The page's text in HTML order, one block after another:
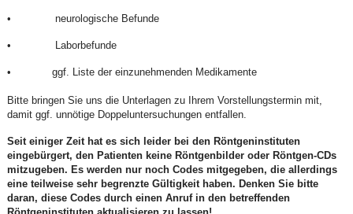
• neurologische Befunde
• Laborbefunde
• ggf. Liste der einzunehmenden Medikamente
Bitte bringen Sie uns die Unterlagen zu Ihrem Vorstellungstermin mit,
damit ggf. unnötige Doppeluntersuchungen entfallen.
Seit einiger Zeit hat es sich leider bei den Röntgeninstituten
eingebürgert, den Patienten keine Röntgenbilder oder Röntgen-CDs
mitzugeben. Es werden nur noch Codes mitgegeben, die allerdings
eine teilweise sehr begrenzte Gültigkeit haben. Denken Sie bitte
daran, diese Codes durch einen Anruf in den betreffenden